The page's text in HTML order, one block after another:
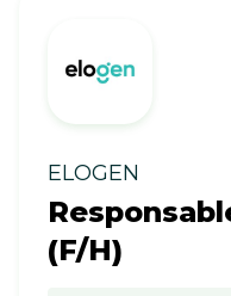
ELOGEN
(F/H)